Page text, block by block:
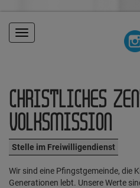
Toggle
navigation
CHRISTLICHES
VOLKSMISSION
Stelle im Freiwilligendienst
Wir sind eine Pfingstgemeinde, die
Generationen lebt. Unsere Werte